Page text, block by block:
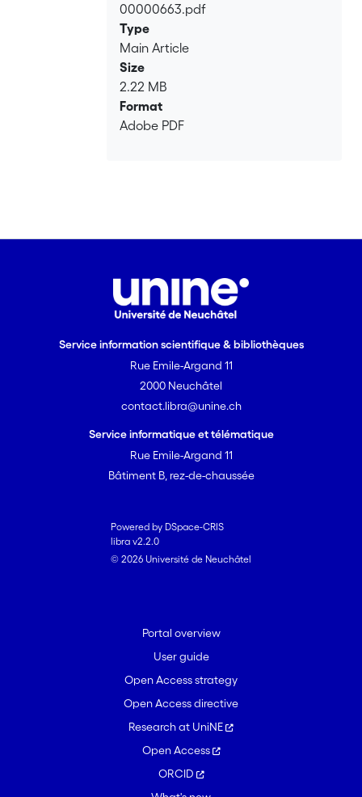
Loading...
00000663.pdf
Type
Main Article
Size
2.22 MB
Format
Adobe PDF
Service information scientifique & bibliothèques
Rue Emile-Argand 11
2000 Neuchâtel
contact.libra@unine.ch
Service informatique et télématique
Rue Emile-Argand 11
Bâtiment B, rez-de-chaussée
Powered by DSpace-CRIS
libra v2.2.0
© 2026 Université de Neuchâtel
Portal overview
User guide
Open Access strategy
Open Access directive
Research at UniNE
Open Access
ORCID